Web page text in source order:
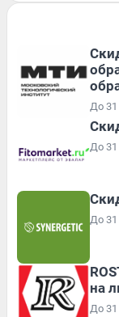
До 31
До 31
До 31
на
До 31